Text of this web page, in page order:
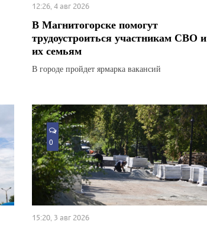
12:26, 4 авг 2026
В Магнитогорске помогут
трудоустроиться участникам СВО и
их семьям
В городе пройдет ярмарка вакансий
0
15:20, 3 авг 2026